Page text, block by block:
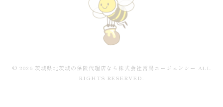
© 2026 茨城県北茨城の保険代理店なら株式会社常陽エージェンシー ALL
RIGHTS RESERVED.